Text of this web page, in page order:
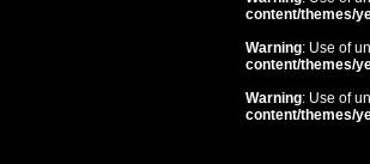
content/themes/
Warning: Use of
content/themes/
Warning: Use of
content/themes/